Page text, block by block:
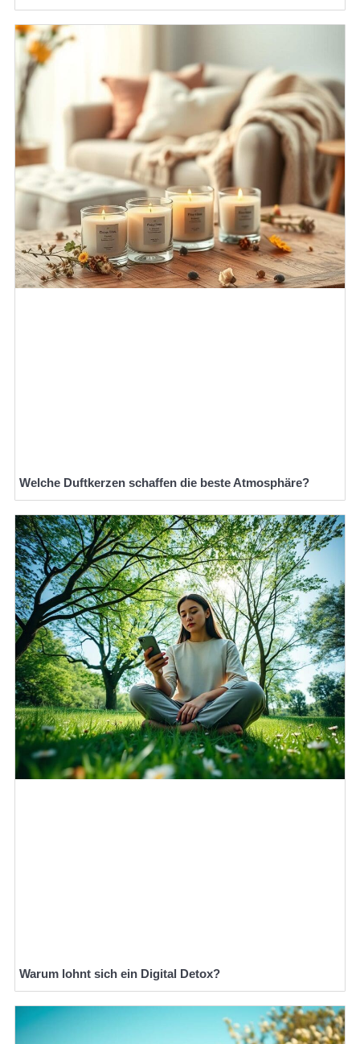
Welche Duftkerzen schaffen die beste Atmosphäre?
Warum lohnt sich ein Digital Detox?